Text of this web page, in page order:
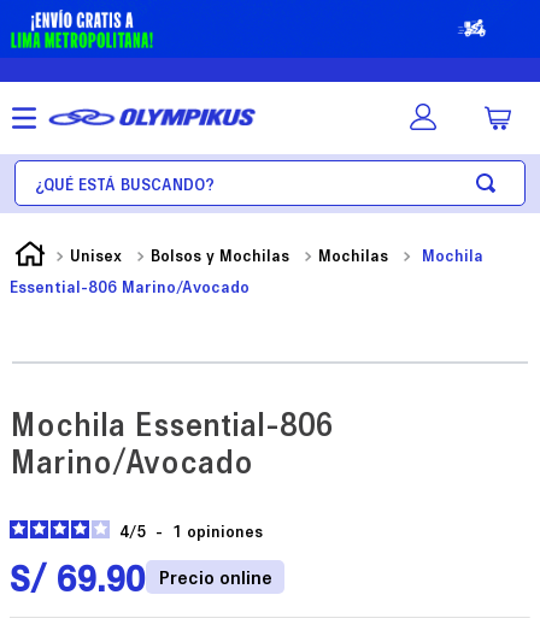
¿Qué está buscando?
Unisex Bolsos y Mochilas Mochilas
Mochila
Essential-806 Marino/Avocado
Mochila Essential-806
Marino/Avocado
4/5 - 1 opiniones
S/ 69.90